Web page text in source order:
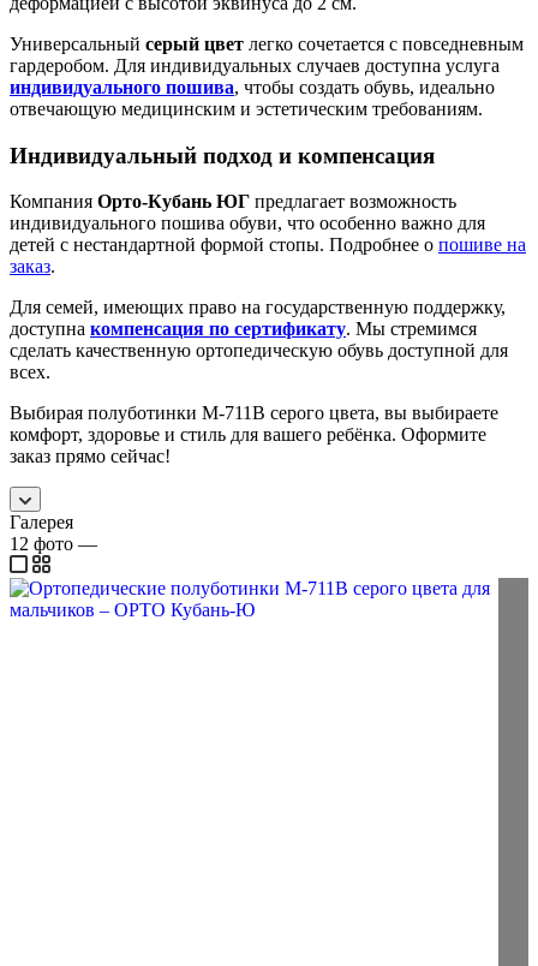
Универсальный серый цвет легко сочетается с повседневным
гардеробом. Для индивидуальных случаев доступна услуга
индивидуального пошива, чтобы создать обувь, идеально
отвечающую медицинским и эстетическим требованиям.
Индивидуальный подход и компенсация
Компания Орто-Кубань ЮГ предлагает возможность
индивидуального пошива обуви, что особенно важно для
детей с нестандартной формой стопы. Подробнее о пошиве на
заказ.
Для семей, имеющих право на государственную поддержку,
доступна компенсация по сертификату. Мы стремимся
сделать качественную ортопедическую обувь доступной для
всех.
Выбирая полуботинки М-711В серого цвета, вы выбираете
комфорт, здоровье и стиль для вашего ребёнка. Оформите
заказ прямо сейчас!
Галерея
12 фото —